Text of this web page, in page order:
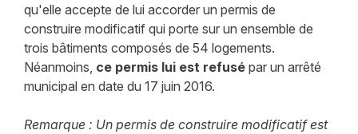
qu'elle accepte de lui accorder un permis de
construire modificatif qui porte sur un ensemble de
trois bâtiments composés de 54 logements.
Néanmoins, ce permis lui est refusépar un arrêté
municipal en date du 17 juin 2016.
Remarque : Un permis de construire modificatif est